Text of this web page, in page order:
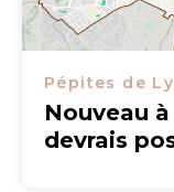
Pépites de
Nouveau
devrais